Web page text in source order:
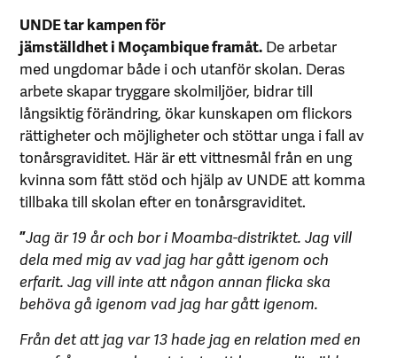
UNDE tar kampen för
jämställdhet i Moçambique framåt. De arbetar
med ungdomar både i och utanför skolan. Deras
arbete skapar tryggare skolmiljöer, bidrar till
långsiktig förändring, ökar kunskapen om flickors
rättigheter och möjligheter och stöttar unga i fall av
tonårsgraviditet. Här är ett vittnesmål från en ung
kvinna som fått stöd och hjälp av UNDE att komma
tillbaka till skolan efter en tonårsgraviditet.
”Jag är 19 år och bor i Moamba-distriktet. Jag vill
dela med mig av vad jag har gått igenom och
erfarit. Jag vill inte att någon annan flicka ska
behöva gå igenom vad jag har gått igenom.
Från det att jag var 13 hade jag en relation med en